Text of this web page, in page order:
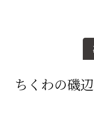
ちくわの磯